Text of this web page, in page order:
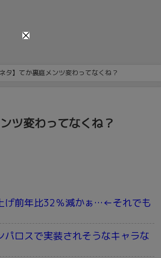
ネタ】てか裏庭メンツ変わってなくね？
ツ変わってなくね？
げ前年比32％減かぁ…←それでも
パロスで実装されそうなキャラな